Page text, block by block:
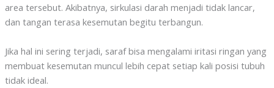
area tersebut. Akibatnya, sirkulasi darah menjadi tidak lancar,
dan tangan terasa kesemutan begitu terbangun.
Jika hal ini sering terjadi, saraf bisa mengalami iritasi ringan yang
membuat kesemutan muncul lebih cepat setiap kali posisi tubuh
tidak ideal.